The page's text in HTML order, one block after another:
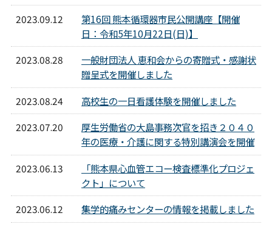
2023.09.12
第16回 熊本循環器市民公開講座【開催
日：令和5年10月22日(日)】
2023.08.28
一般財団法人 恵和会からの寄贈式・感謝状
贈呈式を開催しました
2023.08.24
高校生の一日看護体験を開催しました
2023.07.20
厚生労働省の大島事務次官を招き２０４０
年の医療・介護に関する特別講演会を開催
2023.06.13
「熊本県心血管エコー検査標準化プロジェ
クト」について
2023.06.12
集学的痛みセンターの情報を掲載しました